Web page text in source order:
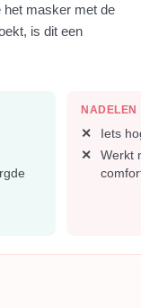
het masker met de
is dit een
NADELEN
Iets
Werkt